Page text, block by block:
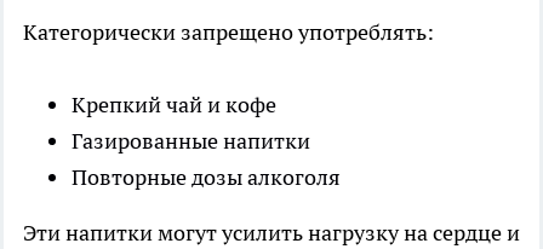
Категорически запрещено употреблять:
Крепкий чай и кофе
Газированные напитки
Повторные дозы алкоголя
Эти напитки могут усилить нагрузку на сердце и